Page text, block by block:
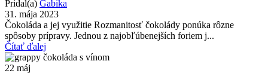
Pridal(a) Gabika
31. mája 2023
Čokoláda a jej využitie Rozmanitosť čokolády ponúka rôzne
spôsoby prípravy. Jednou z najobľúbenejších foriem j...
Čítať ďalej
22 máj